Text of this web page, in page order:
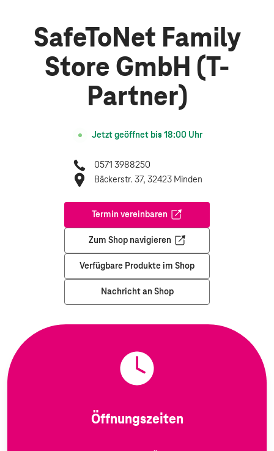
SafeToNet Family
Store GmbH (T-
Partner)
Jetzt geöffnet bis 18:00Uhr
0571 3988250
Bäckerstr. 37, 32423 Minden
Termin vereinbaren
Öffnet in einem neuen Tab
Zum Shop navigieren
Öffnet in einem neuen Tab
Verfügbare Produkte im Shop
Nachricht an Shop
Öffnungszeiten